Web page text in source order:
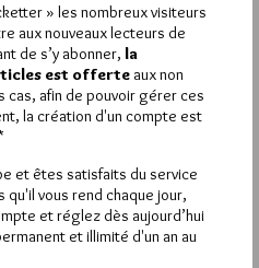
Connectez-vous
a reçu1 864
Plus d’informations
» les nombreux visiteurs
aux nouveaux lecteurs de
de s’y abonner, la
est offerte aux non
cas, afin de pouvoir gérer ces
la création d'un compte est
et êtes satisfaits du service
qu'il vous rend chaque jour,
et réglez dès aujourd’hui
et illimité d'un an au